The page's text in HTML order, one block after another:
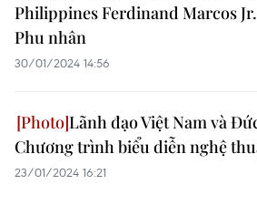
Philippines Ferdinand Marcos
Phu nhân
30/01/2024 14:56
Lãnh đạo Việt Nam và
Chương trình biểu diễn nghệ
23/01/2024 16:21